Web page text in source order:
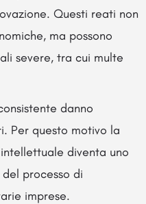
Questi reati non
ma possono
severe, tra cui multe
danno
Per questo motivo la
diventa uno
processo di
imprese.